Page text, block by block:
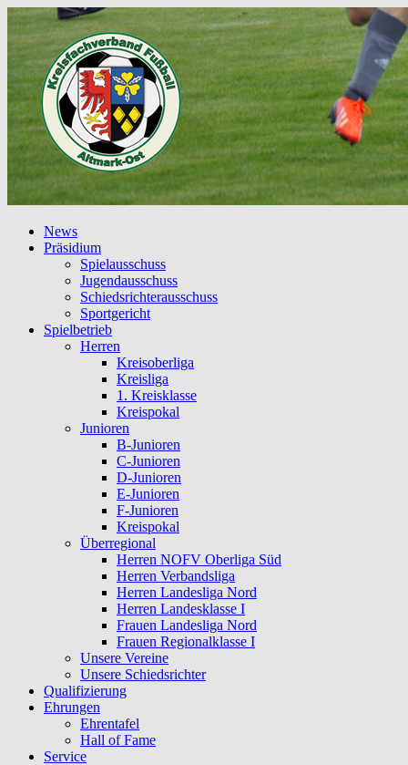
News
Präsidium
Spielausschuss
Jugendausschuss
Schiedsrichterausschuss
Sportgericht
Spielbetrieb
Herren
Kreisoberliga
Kreisliga
1. Kreisklasse
Kreispokal
Junioren
B-Junioren
C-Junioren
D-Junioren
E-Junioren
F-Junioren
Kreispokal
Überregional
Herren NOFV Oberliga Süd
Herren Verbandsliga
Herren Landesliga Nord
Herren Landesklasse I
Frauen Landesliga Nord
Frauen Regionalklasse I
Unsere Vereine
Unsere Schiedsrichter
Qualifizierung
Ehrungen
Ehrentafel
Hall of Fame
Service